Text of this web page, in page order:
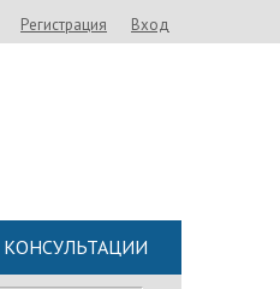
Регистрация Вход
КОНСУЛЬТАЦИИ